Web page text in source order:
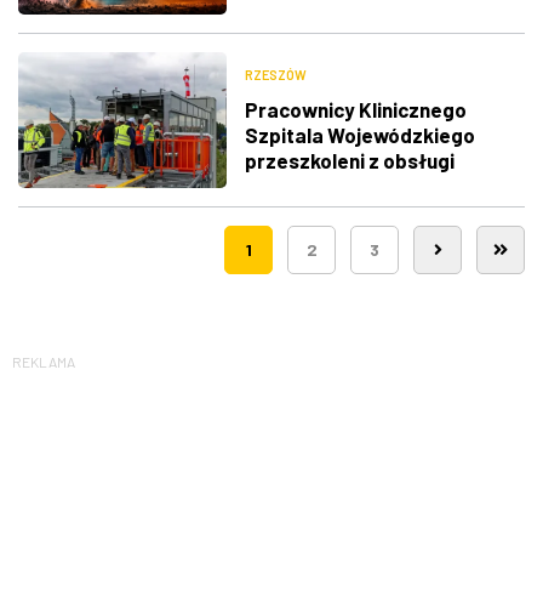
RZESZÓW
Pracownicy Klinicznego
Szpitala Wojewódzkiego
przeszkoleni z obsługi
śmigłowców LPR
1 2 3
REKLAMA